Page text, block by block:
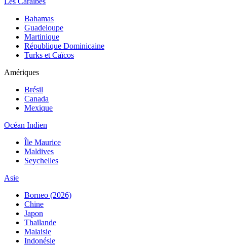
Bahamas
Guadeloupe
Martinique
République Dominicaine
Turks et Caïcos
Amériques
Brésil
Canada
Mexique
Océan Indien
Île Maurice
Maldives
Seychelles
Asie
Borneo (2026)
Chine
Japon
Thaïlande
Malaisie
Indonésie